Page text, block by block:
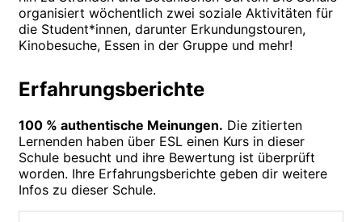
organisiert wöchentlich zwei soziale Aktivitäten für
die Student*innen, darunter Erkundungstouren,
Kinobesuche, Essen in der Gruppe und mehr!
Erfahrungsberichte
100 % authentische Meinungen. Die zitierten
Lernenden haben über ESL einen Kurs in dieser
Schule besucht und ihre Bewertung ist überprüft
worden. Ihre Erfahrungsberichte geben dir weitere
Infos zu dieser Schule.